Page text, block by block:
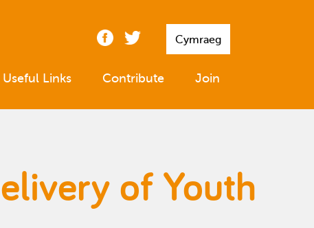
Cymraeg
Useful Links Contribute Join
of Youth